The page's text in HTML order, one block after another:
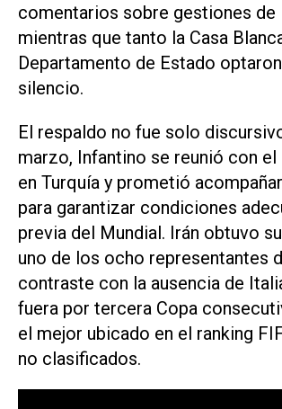
comentarios sobre gestiones de
mientras que tanto la Casa
Departamento de Estado
silencio.
El respaldo no fue solo
marzo, Infantino se reunió con el
en Turquía y prometió
para garantizar condiciones
previa del Mundial. Irán obtuvo
uno de los ocho representantes
contraste con la ausencia de
fuera por tercera Copa
el mejor ubicado en el ranking
no clasificados.